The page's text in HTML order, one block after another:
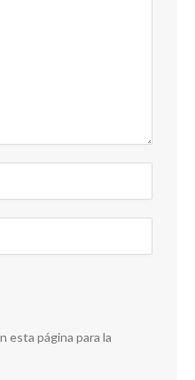
esta página para la